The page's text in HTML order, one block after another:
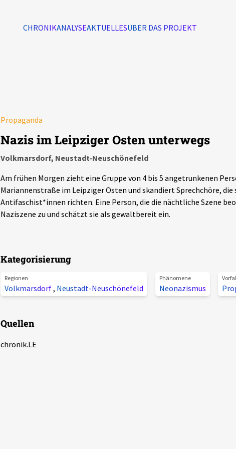
CHRONIKANALYSEAKTUELLESÜBER DAS PROJEKT
Propaganda
Nazis im Leipziger Osten unterwegs
Volkmarsdorf, Neustadt-Neuschönefeld
Am frühen Morgen zieht eine Gruppe von 4 bis 5 angetrunkenen
Mariannenstraße im Leipziger Osten und skandiert Sprechchöre, die
Antifaschist*innen richten. Eine Person, die die nächtliche Szene
Naziszene zu und schätzt sie als gewaltbereit ein.
Kategorisierung
Regionen
Volkmarsdorf, Neustadt-Neuschönefeld
Phänomene
Neonazismus
Quellen
chronik.LE